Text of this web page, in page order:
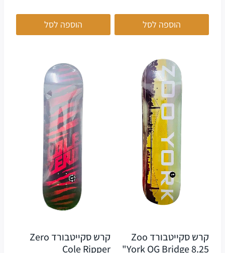
הוספה לסל הוספה לסל
קרש סקייטבורד Zoo
York OG Bridge 8.25"
קרש סקייטבורד Zero
Cole Ripper